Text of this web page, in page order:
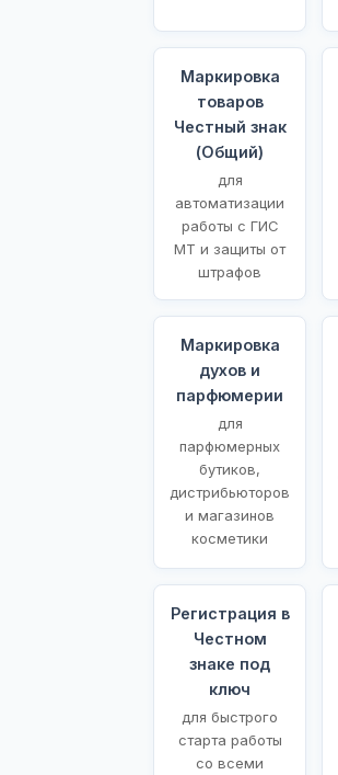
Маркировка
товаров
Честный знак
(Общий)
для
автоматизации
работы с ГИС
МТ и защиты от
штрафов
Маркировка
духов и
парфюмерии
для
парфюмерных
бутиков,
дистрибьюторов
и магазинов
косметики
Регистрация в
Честном
знаке под
ключ
для быстрого
старта работы
со всеми